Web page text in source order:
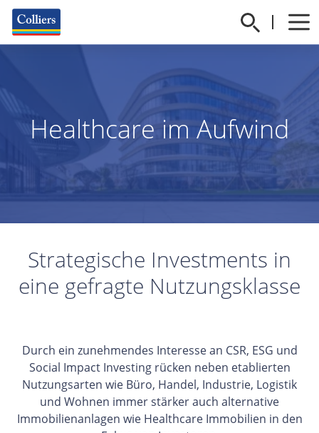
Healthcare im Aufwind
Strategische Investments in
eine gefragte Nutzungsklasse
Durch ein zunehmendes Interesse an CSR, ESG und
Social Impact Investing rücken neben etablierten
Nutzungsarten wie Büro, Handel, Industrie, Logistik
und Wohnen immer stärker auch alternative
Immobilienanlagen wie Healthcare Immobilien in den